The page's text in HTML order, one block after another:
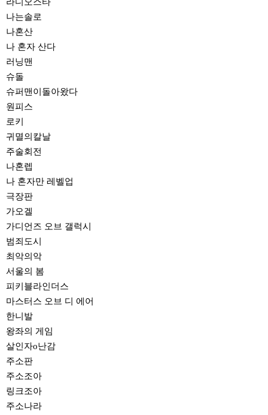
나는솔로
나혼산
나 혼자 산다
러닝맨
슈돌
슈퍼맨이돌아왔다
원피스
로키
귀멸의칼날
주술회전
나혼렙
나 혼자만 레벨업
극장판
가오겔
가디언즈 오브 갤럭시
범죄도시
최악의악
서울의 봄
피키블라인더스
마스터스 오브 디 에어
한니발
왕좌의 게임
살인자o난감
주소판
주소조아
링크조아
주소나라